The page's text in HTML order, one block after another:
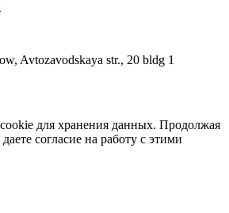
Avtozavodskaya str., 20 bldg 1
для хранения данных. Продолжая
согласие на работу с этими